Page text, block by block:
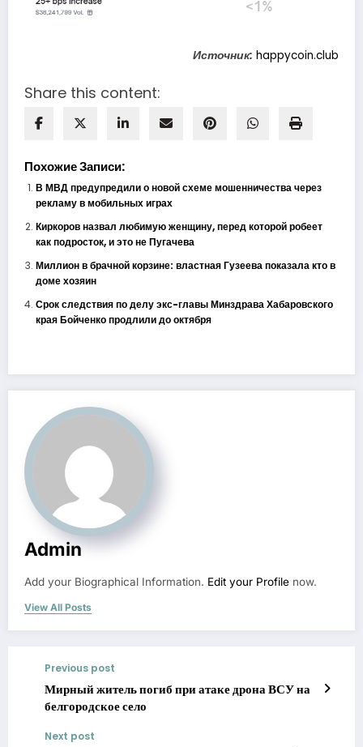
Источник: happycoin.club
Share this content:
Похожие Записи:
В МВД предупредили о новой схеме мошенничества через
рекламу в мобильных играх
Киркоров назвал любимую женщину, перед которой робеет
как подросток, и это не Пугачева
Миллион в брачной корзине: властная Гузеева показала кто в
доме хозяин
Срок следствия по делу экс-главы Минздрава Хабаровского
края Бойченко продлили до октября
Admin
Add your Biographical Information. Edit your Profile now.
View All Posts
Previous post
Мирный житель погиб при атаке дрона ВСУ на
белгородское село
Next post